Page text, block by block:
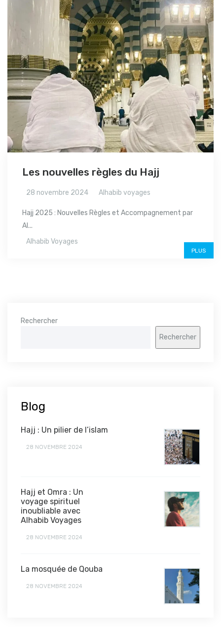
Les nouvelles règles du Hajj
28 novembre 2024 Alhabib voyages
Hajj 2025 : Nouvelles Règles et Accompagnement par
Al...
Alhabib Voyages
PLUS
Rechercher
Rechercher
Blog
Hajj : Un pilier de l’islam
28 NOVEMBRE 2024
Hajj et Omra : Un
voyage spirituel
inoubliable avec
Alhabib Voyages
28 NOVEMBRE 2024
La mosquée de Qouba
28 NOVEMBRE 2024